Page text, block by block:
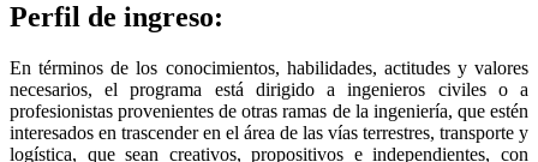
Perfil de ingreso:
En términos de los conocimientos, habilidades, actitudes y valores
necesarios, el programa está dirigido a ingenieros civiles o a
profesionistas provenientes de otras ramas de la ingeniería, que estén
interesados en trascender en el área de las vías terrestres, transporte y
logística, que sean creativos, propositivos e independientes, con